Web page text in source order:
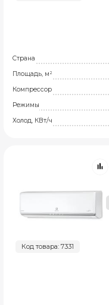
Страна
Площадь, м²
Компрессор
Режимы
Холод, КВт/ч
Код товара: 7331